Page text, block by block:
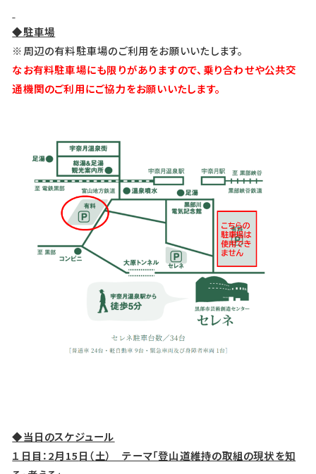
◆駐車場
※周辺の有料駐車場のご利用をお願いいたします。
なお有料駐車場にも限りがありますので、乗り合わせや公共交
通機関のご利用にご協力をお願いいたします。
◆当日のスケジュール
１日目：2月15日（土） テーマ「登山道維持の取組の現状を知